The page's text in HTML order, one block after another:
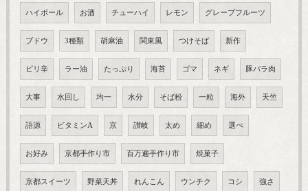
ハイボール お酒 チューハイ レモン グレープフルーツ
ブドウ 3種類 胡麻油 関東風 つけそば 新作
ピリ辛 ラー油 たっぷり 海苔 ゴマ ネギ 豚バラ肉
大事 水回し 均一 水分 そば粉 一粒 海外 天竺
語源 ビタミンA 京 讃岐 太め 細め 選べ
お好み 京都手作り市 百万遍手作り市 焼菓子
京都スイーツ 野菜天丼 れんこん ウンチク コシ 強さ